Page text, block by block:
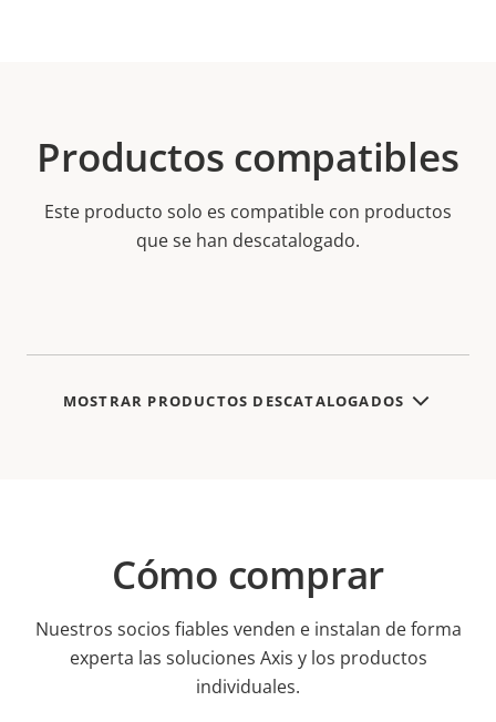
Productos compatibles
Este producto solo es compatible con productos
que se han descatalogado.
MOSTRAR PRODUCTOS DESCATALOGADOS
Cómo comprar
Nuestros socios fiables venden e instalan de forma
experta las soluciones Axis y los productos
individuales.